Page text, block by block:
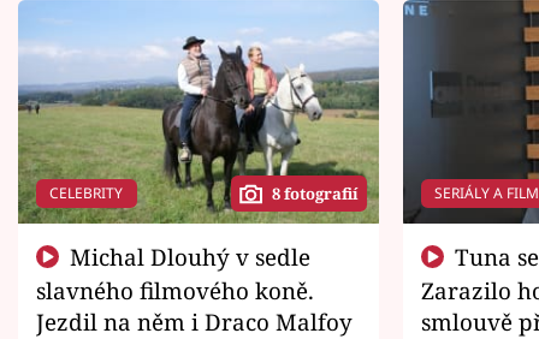
CELEBRITY 8 fotografií
slavného filmového koně.
Jezdil na něm i Draco Malfoy
SERIÁLY A
Zarazilo
smlouvě